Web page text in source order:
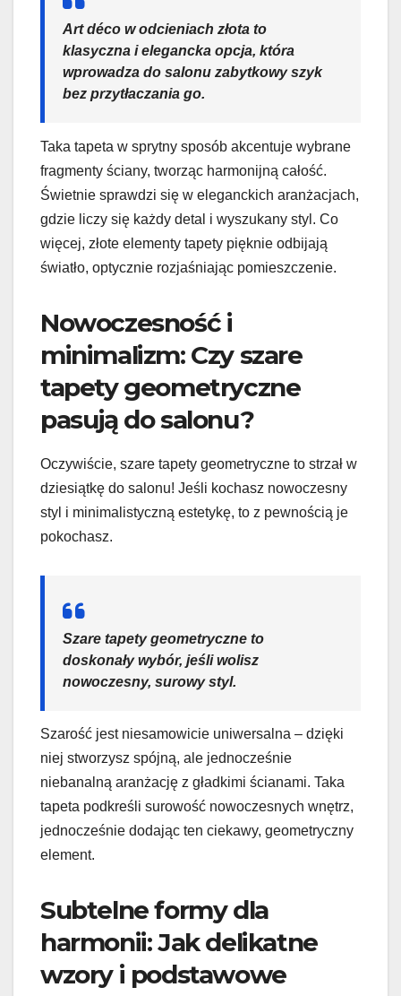
Art déco w odcieniach złota to
klasyczna i elegancka opcja, która
wprowadza do salonu zabytkowy szyk
bez przytłaczania go.
Taka tapeta w sprytny sposób akcentuje wybrane
fragmenty ściany, tworząc harmonijną całość.
Świetnie sprawdzi się w eleganckich aranżacjach,
gdzie liczy się każdy detal i wyszukany styl. Co
więcej, złote elementy tapety pięknie odbijają
światło, optycznie rozjaśniając pomieszczenie.
Nowoczesność i
minimalizm: Czy szare
tapety geometryczne
pasują do salonu?
Oczywiście, szare tapety geometryczne to strzał w
dziesiątkę do salonu! Jeśli kochasz nowoczesny
styl i minimalistyczną estetykę, to z pewnością je
pokochasz.
Szare tapety geometryczne to
doskonały wybór, jeśli wolisz
nowoczesny, surowy styl.
Szarość jest niesamowicie uniwersalna – dzięki
niej stworzysz spójną, ale jednocześnie
niebanalną aranżację z gładkimi ścianami. Taka
tapeta podkreśli surowość nowoczesnych wnętrz,
jednocześnie dodając ten ciekawy, geometryczny
element.
Subtelne formy dla
harmonii: Jak delikatne
wzory i podstawowe